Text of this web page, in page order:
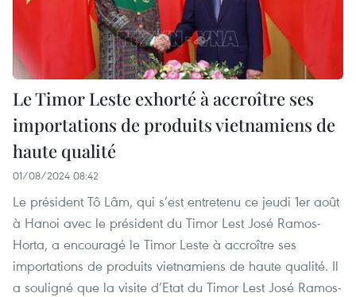
Le Timor Leste exhorté à accroître ses
importations de produits vietnamiens de
haute qualité
01/08/2024 08:42
Le président Tô Lâm, qui s’est entretenu ce jeudi 1er août
à Hanoi avec le président du Timor Lest José Ramos-
Horta, a encouragé le Timor Leste à accroître ses
importations de produits vietnamiens de haute qualité. Il
a souligné que la visite d’Etat du Timor Lest José Ramos-